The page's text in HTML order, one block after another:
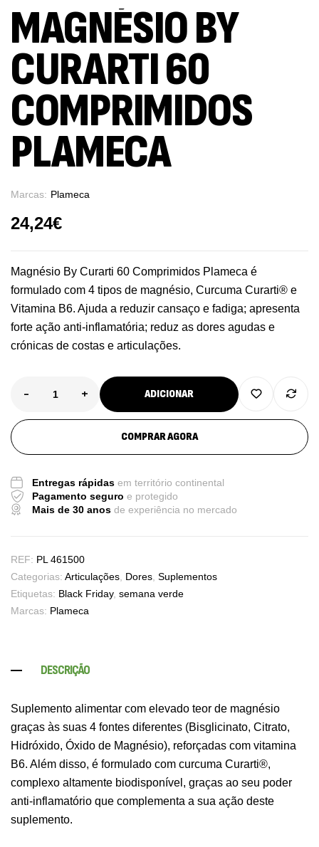
MAGNÉSIO BY
CURARTI 60
COMPRIMIDOS
PLAMECA
Marcas: Plameca
24,24€
Magnésio By Curarti 60 Comprimidos Plameca é
formulado com 4 tipos de magnésio, Curcuma Curarti® e
Vitamina B6. Ajuda a reduzir cansaço e fadiga; apresenta
forte ação anti-inflamatória; reduz as dores agudas e
crónicas de costas e articulações.
- + ADICIONAR
COMPRAR AGORA
Entregas rápidas em território continental
Pagamento seguro e protegido
Mais de 30 anos de experiência no mercado
REF: PL 461500
Categorias: Articulações Dores Suplementos
Etiquetas: Black Friday, semana verde
Marcas: Plameca
DESCRIÇÃO
Suplemento alimentar com elevado teor de magnésio
graças às suas 4 fontes diferentes (Bisglicinato, Citrato,
Hidróxido, Óxido de Magnésio), reforçadas com vitamina
B6. Além disso, é formulado com curcuma Curarti®,
complexo altamente biodisponível, graças ao seu poder
anti-inflamatório que complementa a sua ação deste
suplemento.